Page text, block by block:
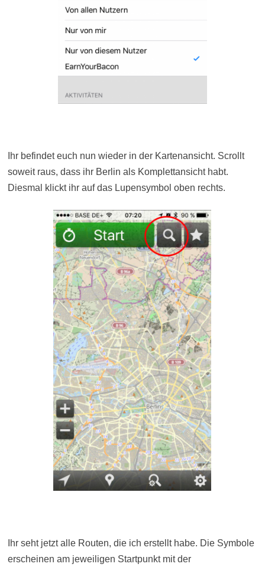
Ihr befindet euch nun wieder in der Kartenansicht. Scrollt
soweit raus, dass ihr Berlin als Komplettansicht habt.
Diesmal klickt ihr auf das Lupensymbol oben rechts.
Ihr seht jetzt alle Routen, die ich erstellt habe. Die Symbole
erscheinen am jeweiligen Startpunkt mit der